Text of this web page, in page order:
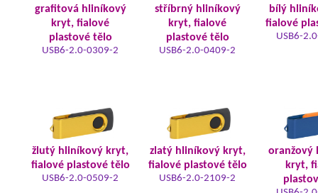
grafitová hliníkový
kryt, fialové
plastové tělo
USB6-2.0-0309-2
stříbrný hliníkový
kryt, fialové
plastové tělo
USB6-2.0-0409-2
bílý
fialové
USB6-
žlutý hliníkový kryt,
fialové plastové tělo
USB6-2.0-0509-2
zlatý hliníkový kryt,
fialové plastové tělo
USB6-2.0-2109-2
oranžový
kryt,